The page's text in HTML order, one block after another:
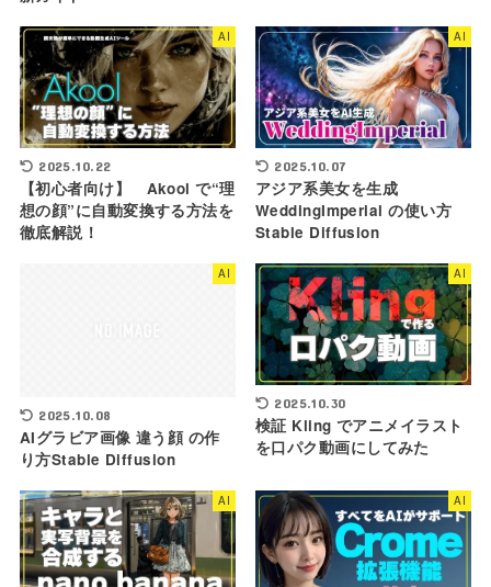
AI
2025.10.22
【初心者向け】 Akool で“理
想の顔”に自動変換する方法を
徹底解説！
AI
2025.10.07
アジア系美女を生成
WeddingImperial の使い方
Stable Diffusion
AI
2025.10.08
AIグラビア画像 違う顔 の作
り方Stable Diffusion
AI
2025.10.30
検証 Kling でアニメイラスト
を口パク動画にしてみた
AI AI